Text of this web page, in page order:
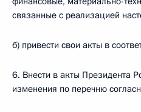
связанные с реализацией
б) привести свои акты в
6. Внести в акты Президента
изменения по перечню